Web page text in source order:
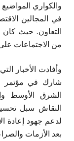
والكواري
في المجالين
التعاون. حيث كان
من الاجتماعات
وأفادت الأخبار
شارك في مؤتمر
الشرق الأوسط
النقاش سبل
لدعم جهود إعادة
بعد الأزمات